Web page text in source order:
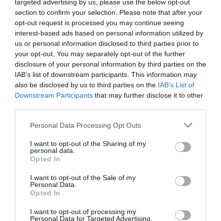
targeted advertising by us, please use the below opt-out
section to confirm your selection. Please note that after your
opt-out request is processed you may continue seeing
interest-based ads based on personal information utilized by
us or personal information disclosed to third parties prior to
your opt-out. You may separately opt-out of the further
disclosure of your personal information by third parties on the
IAB’s list of downstream participants. This information may
also be disclosed by us to third parties on the IAB’s List of
Downstream Participants that may further disclose it to other
Personal Data Processing Opt Outs
I want to opt-out of the Sharing of my
personal data.
Opted In
I want to opt-out of the Sale of my
Personal Data.
Opted In
I want to opt-out of processing my
Personal Data for Targeted Advertising.
de la ciudad "como capital científica de España y
Europa". Bajo el criterio del Ayuntamiento, el
reconocimiento internacional también llega por
otras iniciativas similares cómola Ciutadella del
Coneixement.
El presupuesto de la Fundación "la Caixa" llegará
a los 538 millones de euros en el 2023. Se trata
del presupuesto recurrente más grande en la
década destinando una inversión superior a los
500 millones de euros al desarrollo de iniciativas
sociales, científicas, educativas y culturales. En
2022, el presupuesto fue de 515 millones de
euros, por lo cual la dotación para el presente
ejercicio se incrementa en 23 millones de euros.